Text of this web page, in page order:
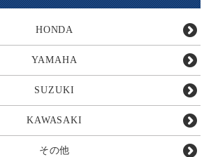
HONDA
YAMAHA
SUZUKI
KAWASAKI
その他